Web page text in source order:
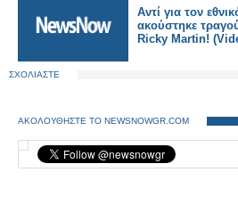
Αντί για τον
ακούστηκε
Ricky Martin!
ΣΧΟΛΙΑΣΤΕ
ΑΚΟΛΟΥΘΗΣΤΕ ΤΟ NEWSNOWGR.COM